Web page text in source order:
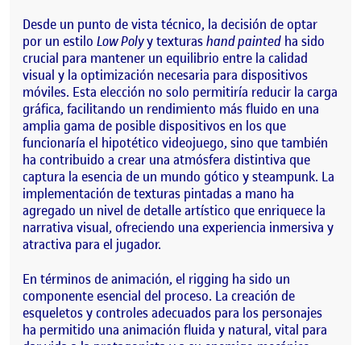
Desde un punto de vista técnico, la decisión de optar
por un estilo Low Polyy texturashand painted ha sido
crucial para mantener un equilibrio entre la calidad
visual y la optimización necesaria para dispositivos
móviles. Esta elección no solo permitiría reducir la carga
gráfica, facilitando un rendimiento más fluido en una
amplia gama de posible dispositivos en los que
funcionaría el hipotético videojuego, sino que también
ha contribuido a crear una atmósfera distintiva que
captura la esencia de un mundo gótico y steampunk. La
implementación de texturas pintadas a mano ha
agregado un nivel de detalle artístico que enriquece la
narrativa visual, ofreciendo una experiencia inmersiva y
atractiva para el jugador.
En términos de animación, el rigging ha sido un
componente esencial del proceso. La creación de
esqueletos y controles adecuados para los personajes
ha permitido una animación fluida y natural, vital para